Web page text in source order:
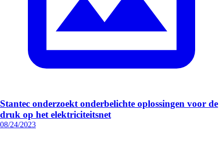
Stantec onderzoekt onderbelichte oplossingen voor de
druk op het elektriciteitsnet
08/24/2023